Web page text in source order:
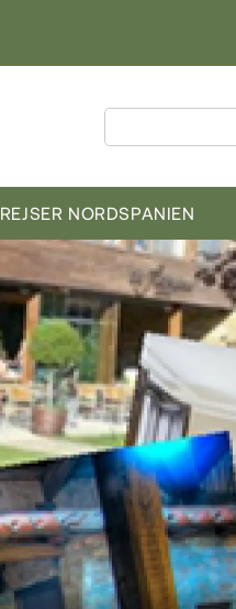
REJSER NORDSPANIEN